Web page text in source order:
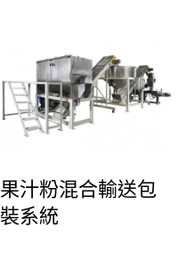
果汁粉混合輸送包
裝系統